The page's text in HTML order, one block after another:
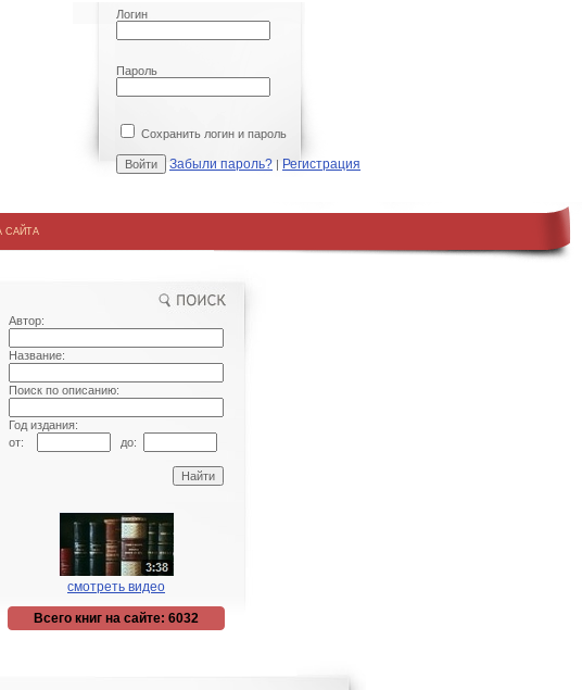
Логин
Пароль
Сохранить логин и пароль
Забыли пароль? | Регистрация
САЙТА
Автор:
Название:
Поиск по описанию:
Год издания:
от:
до:
смотреть видео
Всего книг на сайте: 6032